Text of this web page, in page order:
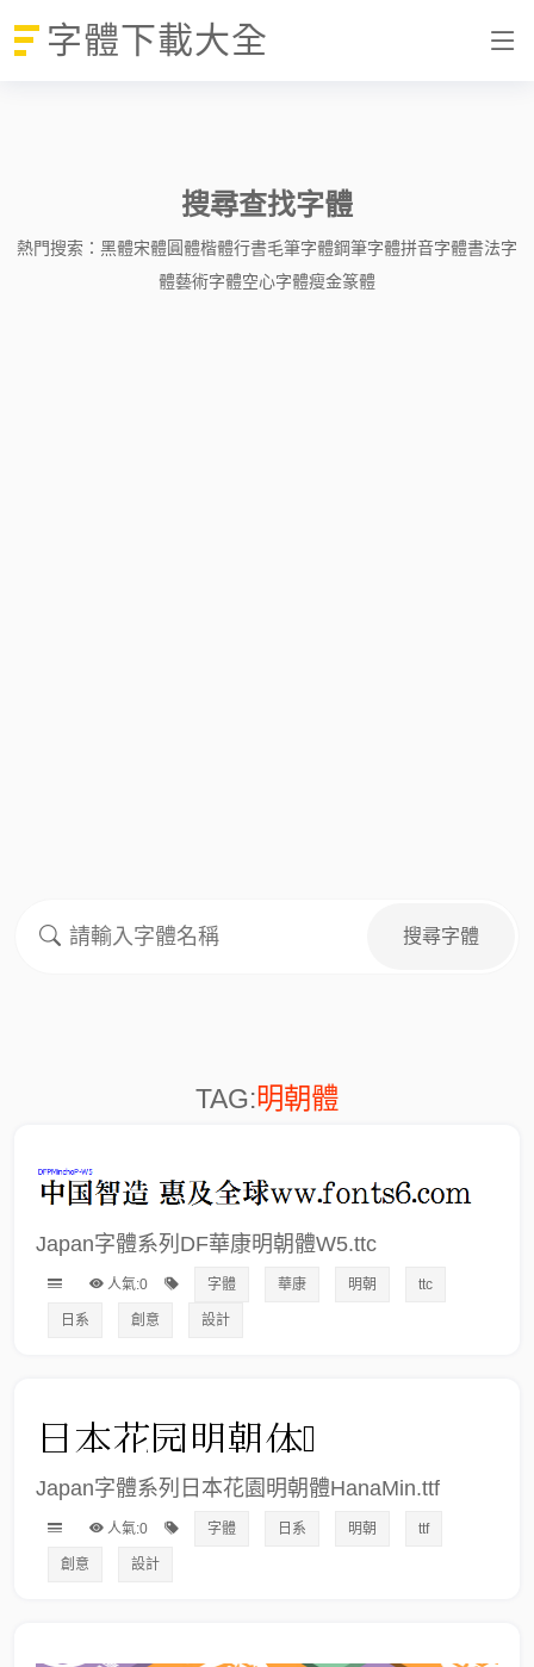
字體下載大全
搜尋查找字體
熱門搜索： 黑體宋體圓體楷體行書毛筆字體鋼筆字體拼音字體書法字
體藝術字體空心字體瘦金篆體
TAG:明朝體
Japan字體系列DF華康明朝體W5.ttc
人氣:0 字體 華康 明朝 ttc
日系 創意 設計
Japan字體系列日本花園明朝體HanaMin.ttf
人氣:0 字體 日系 明朝 ttf
創意 設計